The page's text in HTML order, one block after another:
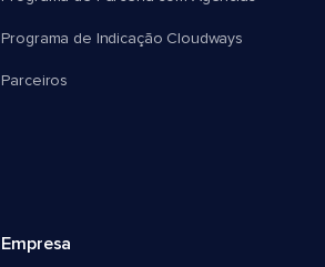
Programa de Indicação Cloudways
Parceiros
Empresa